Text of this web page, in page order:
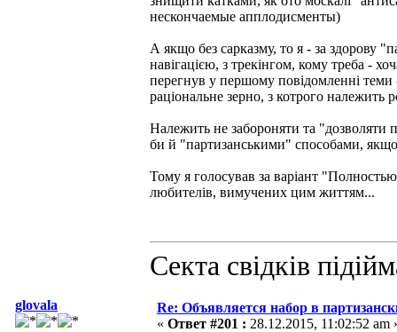
нескончаемые апплодисменты)
А якщо без сарказму, то я - за здорову
навігацією, з трекінгом, кому треба -
перегнув у першому повідомленні теми
раціональне зерно, з котрого належить
Належить не забороняти та "дозволяти
би й "партизанськими" способами, якщо
Тому я голосував за варіант
любителів, вимучених цим життям...
Секта свідків
glovala
Re: Объявляется набор в
« Ответ #201 : 28.12.2015, 11:02:52 am